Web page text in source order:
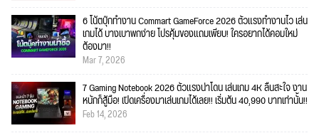
6 โน้ตบุ๊กทำงาน Commart GameForce 2026 ตัวแรงทำงานไว เล่น
เกมได้ บางเบาพกง่าย โปรคุ้มของแถมเพียบ! ใครอยากได้คอมใหม่
ต้องมา!!
Mar 7, 2026
7 Gaming Notebook 2026 ตัวแรงน่าโดน เล่นเกม 4K ลื่นสะใจ งาน
หนักก็สู้มือ! เปิดเครื่องมาเล่นเกมได้เลย!! เริ่มต้น 40,990 บาทเท่านั้น!!
Feb 14, 2026